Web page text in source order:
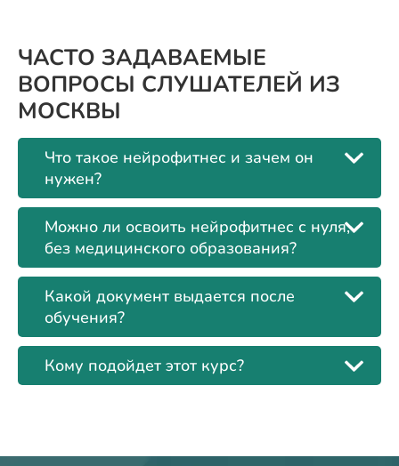
ЧАСТО ЗАДАВАЕМЫЕ
ВОПРОСЫ СЛУШАТЕЛЕЙ ИЗ
МОСКВЫ
Что такое нейрофитнес и зачем он
нужен?
Можно ли освоить нейрофитнес с нуля,
без медицинского образования?
Какой документ выдается после
обучения?
Кому подойдет этот курс?